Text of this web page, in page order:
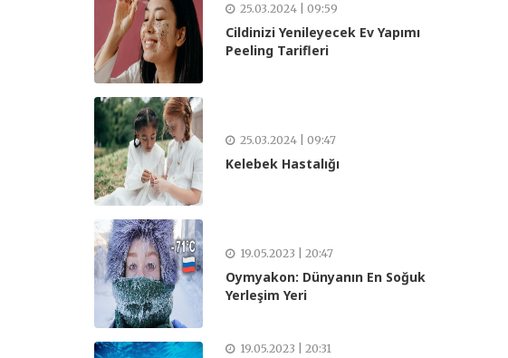
25.03.2024 | 09:59
Cildinizi Yenileyecek Ev Yapımı
Peeling Tarifleri
25.03.2024 | 09:47
Kelebek Hastalığı
19.05.2023 | 20:47
Oymyakon: Dünyanın En Soğuk
Yerleşim Yeri
19.05.2023 | 20:31